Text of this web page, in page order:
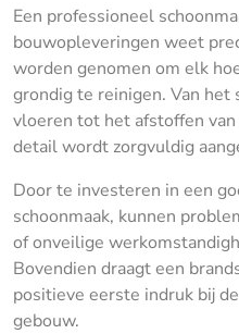
Een professioneel
bouwopleveringen weet
worden genomen om elk
grondig te reinigen. Van het
vloeren tot het afstoffen
detail wordt zorgvuldig
Door te investeren in een
schoonmaak, kunnen
of onveilige
Bovendien draagt een
positieve eerste indruk bij
gebouw.